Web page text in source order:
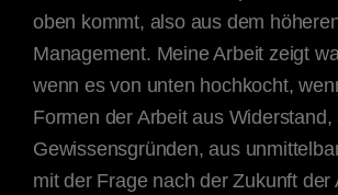
oben kommt, also aus dem
Management. Meine Arbeit zeigt
wenn es von unten hochkocht,
Formen der Arbeit aus Widerstand,
Gewissensgründen, aus
mit der Frage nach der Zukunft der